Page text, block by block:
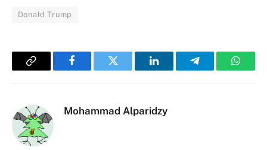
Donald Trump
Copy
FacebookTwitter LinkedInTelegram
Mohammad Alparidzy